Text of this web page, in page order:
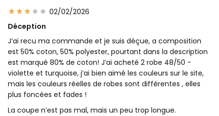
02/02/2026
Déception
J’ai recu ma commande et je suis déçue, a composition
est 50% coton, 50% polyester, pourtant dans la description
est marqué 80% de coton! J’ai acheté 2 robe 48/50 -
violette et turquoise, j’ai bien aimé les couleurs sur le site,
mais les couleurs réelles de robes sont différentes , elles
plus foncées et fades !
La coupe n’est pas mal, mais un peu trop longue.